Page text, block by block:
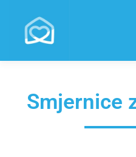
UDRUGE
Smjernice